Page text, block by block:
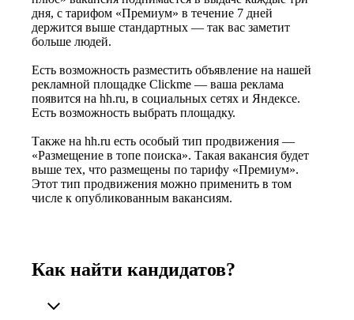
дня, с тарифом «Премиум» в течение 7 дней
держится выше стандартных — так вас заметит
больше людей.
Есть возможность разместить объявление на нашей
рекламной площадке Clickme — ваша реклама
появится на hh.ru, в социальных сетях и Яндексе.
Есть возможность выбрать площадку.
Также на hh.ru есть особый тип продвижения —
«Размещение в топе поиска». Такая вакансия будет
выше тех, что размещены по тарифу «Премиум».
Этот тип продвижения можно применить в том
числе к опубликованным вакансиям.
Как найти кандидатов?